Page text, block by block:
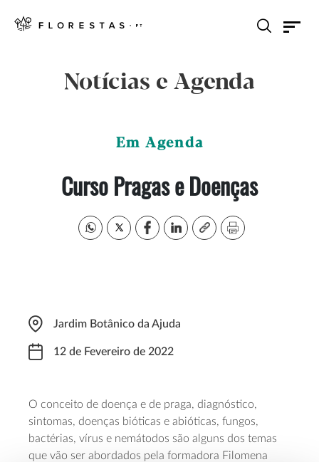
Notícias e Agenda
Em Agenda
Curso Pragas e Doenças
Jardim Botânico da Ajuda
12 de Fevereiro de 2022
O conceito de doença e de praga, diagnóstico,
sintomas, doenças bióticas e abióticas, fungos,
bactérias, vírus e nemátodos são alguns dos temas
que vão ser abordados pela formadora Filomena